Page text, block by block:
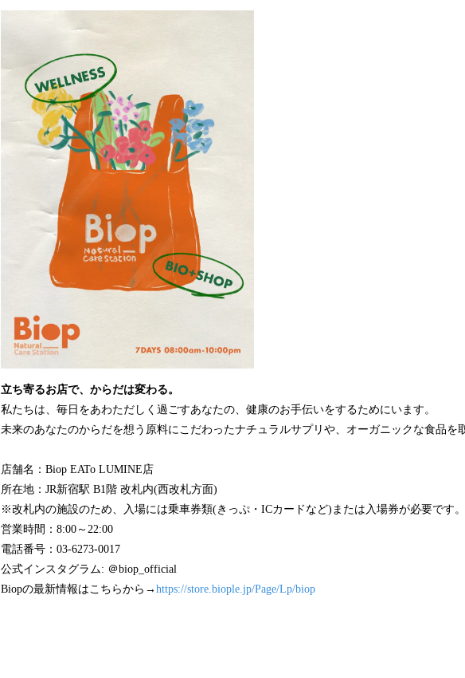
立ち寄るお店で、からだは変わる。
私たちは、毎日をあわただしく過ごすあなたの、健康のお手伝いをするためにいます。
未来のあなたのからだを想う原料にこだわったナチュラルサプリや、オーガニックな食品を
店舗名：Biop EATo LUMINE店
所在地：JR新宿駅 B1階 改札内(西改札方面)
※改札内の施設のため、入場には乗車券類(きっぷ・ICカードなど)または入場券が必要です。
営業時間：8:00～22:00
電話番号：03-6273-0017
公式インスタグラム: ＠biop_official
Biopの最新情報はこちらから→ https://store.biople.jp/Page/Lp/biop